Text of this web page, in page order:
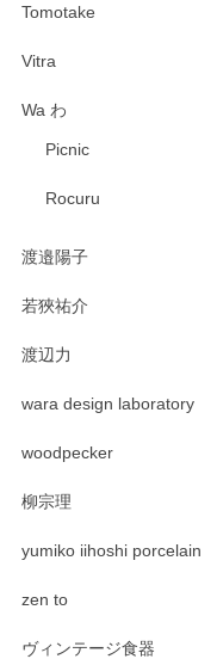
Tomotake
Vitra
Wa わ
Picnic
Rocuru
渡邉陽子
若狹祐介
渡辺力
wara design laboratory
woodpecker
柳宗理
yumiko iihoshi porcelain
zen to
ヴィンテージ食器